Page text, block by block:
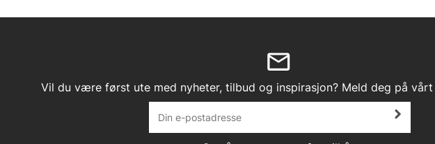
Vil du være først ute med nyheter, tilbud og inspirasjon? Meld deg på vårt